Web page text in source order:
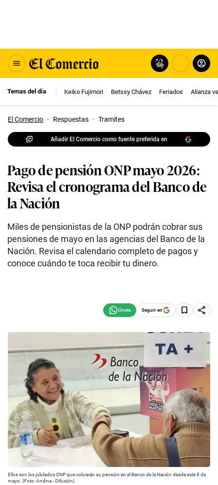
Temas del día Keiko Fujimori Betssy Chávez Feriados Alianza
El Comercio · Respuestas · Tramites
Añadir El Comercio como fuente preferida en
Pago de pensión ONP mayo 2026:
Revisa el cronograma del Banco de
la Nación
Miles de pensionistas de la ONP podrán cobrar sus
pensiones de mayo en las agencias del Banco de la
Nación. Revisa el calendario completo de pagos y
conoce cuándo te toca recibir tu dinero.
Seguir en
Ellos son los jubilados ONP que cobrarán su pensión en el Banco de la Nación desde este 8 de
mayo. (Foto: Andina - Difusión)